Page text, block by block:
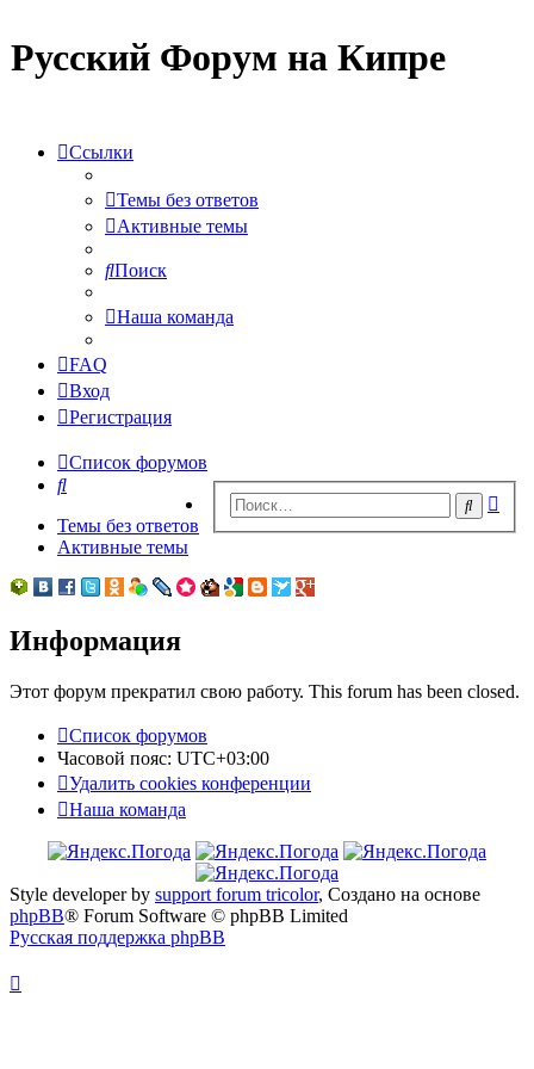
Русский Форум на Кипре
Ссылки
Темы без ответов
Активные темы
Поиск
Наша команда
FAQ
Вход
Регистрация
Список форумов
Поиск
Поиск
Темы без ответов
Активные темы
Информация
Этот форум прекратил свою работу. This forum has been closed.
Список форумов
Часовой пояс: UTC+03:00
Удалить cookies конференции
Наша команда
Style developer by support forum tricolor, Создано на основе
phpBB® Forum Software © phpBB Limited
Русская поддержка phpBB